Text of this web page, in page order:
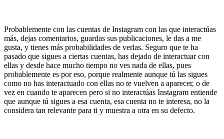
Probablemente con las cuentas de Instagram con las que interactúas
más, dejas comentarios, guardas sus publicaciones, le das a me
gusta, y tienes más probabilidades de verlas. Seguro que te ha
pasado que sigues a ciertas cuentas, has dejado de interactuar con
ellas y desde hace mucho tiempo no ves nada de ellas, pues
probablemente es por eso, porque realmente aunque tú las sigues
como no has interactuado con ellas no te vuelven a aparecer, o de
vez en cuando te aparecen pero si no interactúas Instagram entiende
que aunque tú sigues a esa cuenta, esa cuenta no te interesa, no la
considera tan relevante para ti y muestra a otra en su defecto.